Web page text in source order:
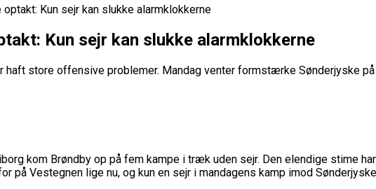
Kun sejr kan slukke alarmklokkerne
Kun sejr kan slukke alarmklokkerne
haft store offensive problemer. Mandag venter formstærke Sønderjyske
kom Brøndby op på fem kampe i træk uden sejr. Den elendige stime
på Vestegnen lige nu, og kun en sejr i mandagens kamp imod